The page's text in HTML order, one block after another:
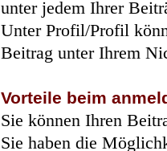
unter jedem Ihrer
Unter Profil/Profil
Beitrag unter Ihrem
Vorteile beim
Sie können Ihren
Sie haben die